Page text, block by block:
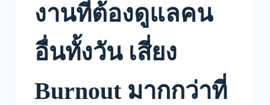
งานที่ต้องดูแลคน
อื่นทั้งวัน เสี่ยง
Burnout มากกว่าที่